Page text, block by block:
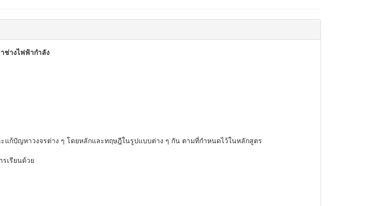
ช่างไฟฟ้ากำลัง
ก้ปัญหาวงจรต่าง ๆ โดยหลักและทฤษฎีในรูปแบบต่าง ๆ กัน ตามที่กำหนดไว้ในหลักสูตร
เรียนด้วย